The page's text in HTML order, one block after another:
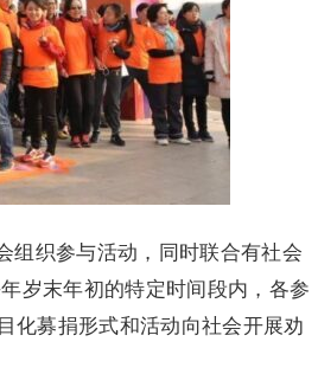
组织参与活动，同时联合有社会
岁末年初的特定时间段内，各参
化募捐形式和活动向社会开展劝